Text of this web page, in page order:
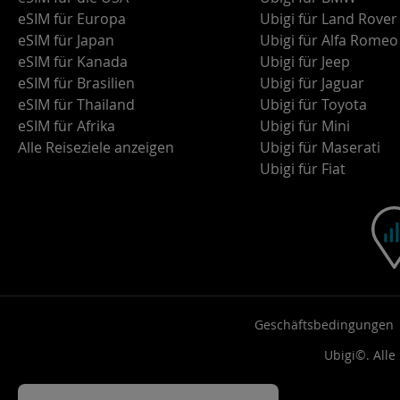
eSIM für Europa
eSIM für Japan
eSIM für Kanada
eSIM für Brasilien
eSIM für Thailand
eSIM für Afrika
Alle Reiseziele anzeigen
Ubigi für Land Rover
Ubigi für Alfa Romeo
Ubigi für Jeep
Ubigi für Jaguar
Ubigi für Toyota
Ubigi für Mini
Ubigi für Maserati
Ubigi für Fiat
Geschäftsbedingungen
Ubigi©. Alle